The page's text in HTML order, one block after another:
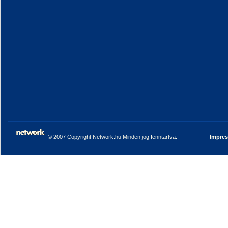
© 2007 Copyright Network.hu Minden jog fenntartva.